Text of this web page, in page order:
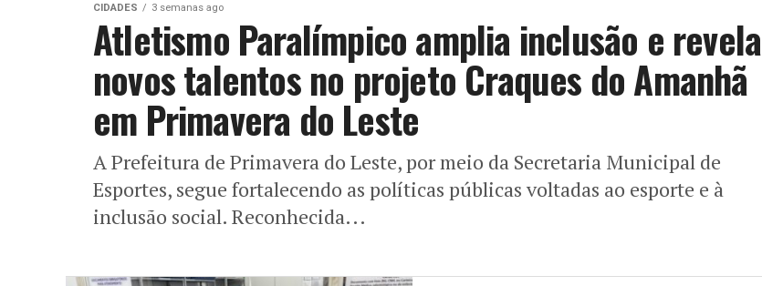
CIDADES 3 semanas ago
Atletismo Paralímpico amplia inclusão e revela
novos talentos no projeto Craques do Amanhã
em Primavera do Leste
A Prefeitura de Primavera do Leste, por meio da Secretaria Municipal de
Esportes, segue fortalecendo as políticas públicas voltadas ao esporte e à
inclusão social. Reconhecida...